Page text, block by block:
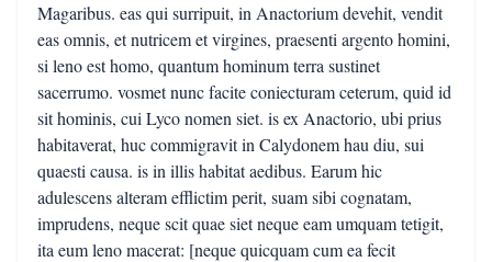
Magaribus. eas qui surripuit, in Anactorium devehit, vendit
eas omnis, et nutricem et virgines, praesenti argento homini,
si leno est homo, quantum hominum terra sustinet
sacerrumo. vosmet nunc facite coniecturam ceterum, quid id
sit hominis, cui Lyco nomen siet. is ex Anactorio, ubi prius
habitaverat, huc commigravit in Calydonem hau diu, sui
quaesti causa. is in illis habitat aedibus. Earum hic
adulescens alteram efflictim perit, suam sibi cognatam,
imprudens, neque scit quae siet neque eam umquam tetigit,
ita eum leno macerat: [neque quicquam cum ea fecit